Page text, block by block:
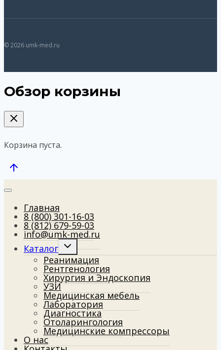
© 2026 umk-med.ru
Обзор корзины
Корзина пуста.
Главная
8 (800) 301-16-03
8 (812) 679-59-03
info@umk-med.ru
Каталог
Развернуть
дочернее
меню
Реанимация
Рентгенология
Хирургия и Эндоскопия
УЗИ
Медицинская мебель
Лаборатория
Диагностика
Отоларингология
Медицинские компрессоры
О нас